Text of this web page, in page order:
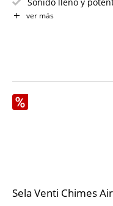
Ancho: 56 cm
Altura del soporte:
hasta el borde
ver más
Sela Venti Chimes